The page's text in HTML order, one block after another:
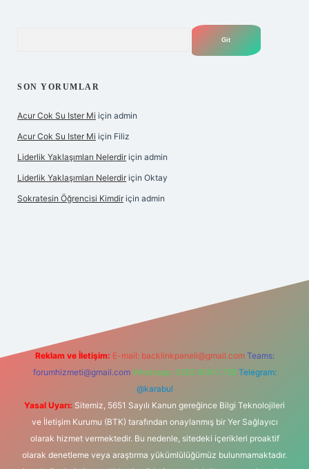
SON YORUMLAR
Acur Cok Su Ister Mi için admin
Acur Cok Su Ister Mi için Filiz
Liderlik Yaklaşımları Nelerdir için admin
Liderlik Yaklaşımları Nelerdir için Oktay
Sokratesin Öğrencisi Kimdir için admin
Reklam ve İletişim: E-mail: backlinkpaneli@gmail.com Teams:
forumhizmeti@gmail.com Whatsapp: 0262 606 0 726 Telegram:
@karabul
Yasal Uyarı: Sitemiz, 5651 Sayılı Kanun gereğince Bilgi Teknolojileri
ve İletişim Kurumu (BTK) tarafından onaylanmış bir Yer Sağlayıcı
olarak hizmet vermektedir. Bu nedenle, sitedeki içerikleri proaktif
olarak denetleme veya araştırma yükümlülüğümüz bulunmamaktadır.